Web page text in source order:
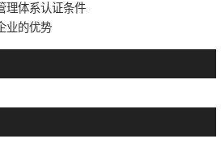
理体系认证条件
业的优势培训管理体系认证